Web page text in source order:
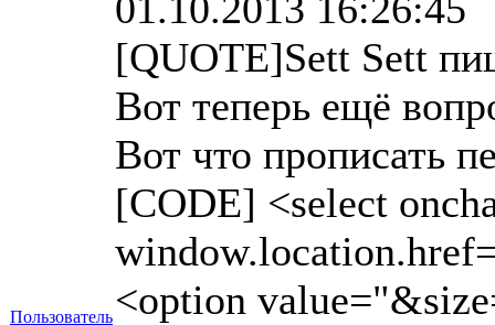
Пользователь
[QUOTE]Sett Sett
Вот теперь ещё
Вот что прописать
[CODE] <select
<option